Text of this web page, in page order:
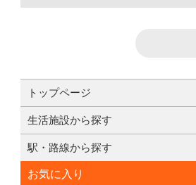
トップページ
生活施設から探す
駅・路線から探す
お気に入り